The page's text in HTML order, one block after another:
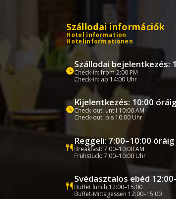
Szállodai információk
Hotel information
Hotelinformationen
Szállodai bejelentkezés:
Check-in: from 2:00 PM
Check-in: ab 14:00 Uhr
Kijelentkezés: 10:00 óráig
Check-out: until 10:00 AM
Check-out: bis 10:00 Uhr
Reggeli: 7:00–10:00 óráig
Breakfast: 7:00–10:00 AM
Frühstück: 7:00–10:00 Uhr
Svédasztalos ebéd
Buffet lunch 12:00–15:00
Buffet-Mittagessen 12:00–15:00